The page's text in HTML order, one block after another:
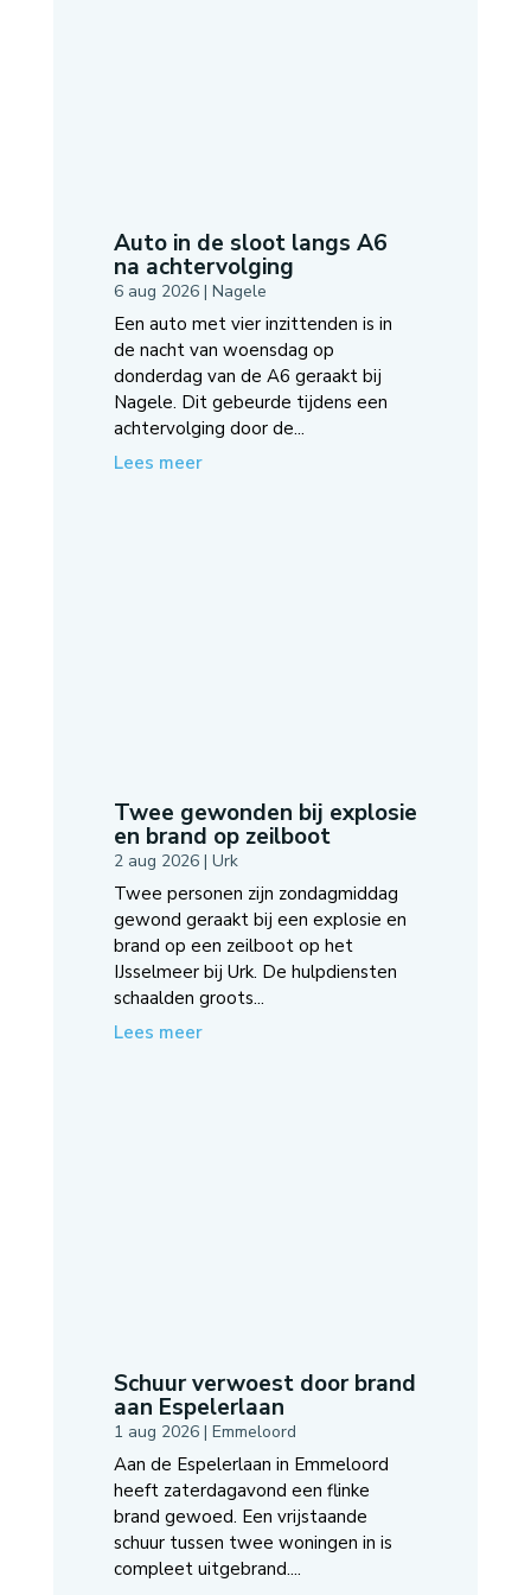
Auto in de sloot langs A6
na achtervolging
6 aug 2026| Nagele
Een auto met vier inzittenden is in
de nacht van woensdag op
donderdag van de A6 geraakt bij
Nagele. Dit gebeurde tijdens een
achtervolging door de...
Lees meer
Twee gewonden bij explosie
en brand op zeilboot
2 aug 2026| Urk
Twee personen zijn zondagmiddag
gewond geraakt bij een explosie en
brand op een zeilboot op het
IJsselmeer bij Urk. De hulpdiensten
schaalden groots...
Lees meer
Schuur verwoest door brand
aan Espelerlaan
1 aug 2026| Emmeloord
Aan de Espelerlaan in Emmeloord
heeft zaterdagavond een flinke
brand gewoed. Een vrijstaande
schuur tussen twee woningen in is
compleet uitgebrand....